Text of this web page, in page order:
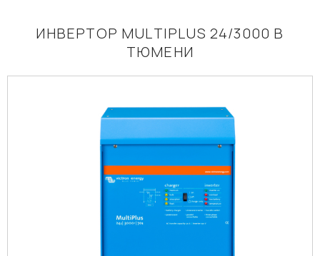
ИНВЕРТОР MULTIPLUS 24/3000 В
ТЮМЕНИ